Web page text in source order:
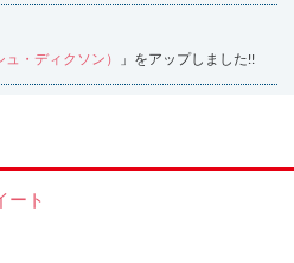
・ディクソン） 」をアップしました!!
ート